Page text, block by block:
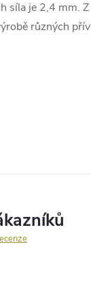
síla je 2,4 mm.
různých